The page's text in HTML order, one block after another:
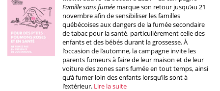
Famille sans fumée marque son retour jusqu’au 21
novembre afin de sensibiliser les familles
québécoises aux dangers de la fumée secondaire
de tabac pour la santé, particulièrement celle des
enfants et des bébés durant la grossesse. À
l’occasion de l’automne, la campagne invite les
parents fumeurs à faire de leur maison et de leur
voiture des zones sans fumée en tout temps, ainsi
qu’à fumer loin des enfants lorsqu’ils sont à
l’extérieur. Lire la suite